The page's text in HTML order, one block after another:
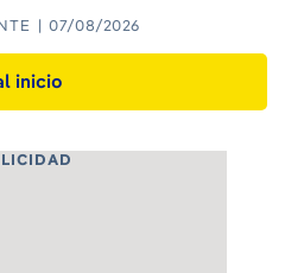
07/08/2026
inicio